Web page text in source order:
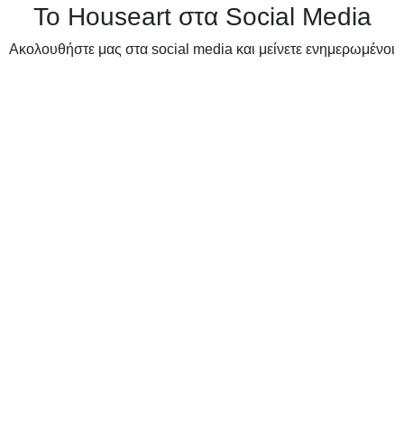
Το Houseart στα Social Media
Ακολουθήστε μας στα social media και μείνετε ενημερωμένοι